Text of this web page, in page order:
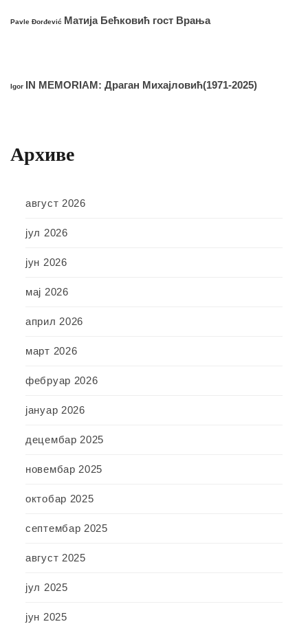
Pavle Đorđević Матија Бећковић гост Врања
Igor IN MEMORIAM: Драган Михајловић(1971-2025)
Архиве
август 2026
јул 2026
јун 2026
мај 2026
април 2026
март 2026
фебруар 2026
јануар 2026
децембар 2025
новембар 2025
октобар 2025
септембар 2025
август 2025
јул 2025
јун 2025